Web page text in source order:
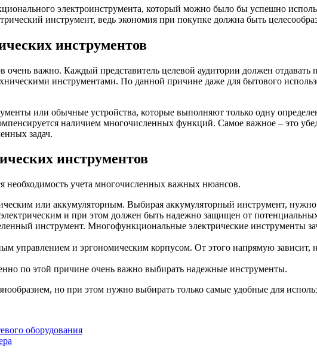
Секреты
правильного
электрического
инструмента
электроинструмента, который можно было бы успешно
инструмент, ведь экономия при покупке должна быть
инструментов
важно. Каждый представитель целевой аудитории должен отдавать
инструментами. По данной причине даже для бытового
или обычные устройства, которые выполняют только одну
наличием многочисленных функций. Самое важное – это
задач.
инструментов
необходимость учета многочисленных важных нюансов.
или аккумуляторным. Выбирая аккумуляторный инструмент,
и при этом должен быть надежно защищен от потенциальных
инструмент. Многофункциональные электрические инструменты
управлением и эргономическим корпусом. От этого напрямую
по этой причине очень важно выбирать надежные инструменты.
но при этом нужно выбирать только самые удобные для
оборудования